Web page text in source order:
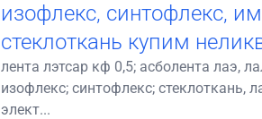
изофлекс, синтофлекс,
стеклоткань купим
лента лэтсар кф 0,5; асболента лаэ,
изофлекс; синтофлекс; стеклоткань,
элект...